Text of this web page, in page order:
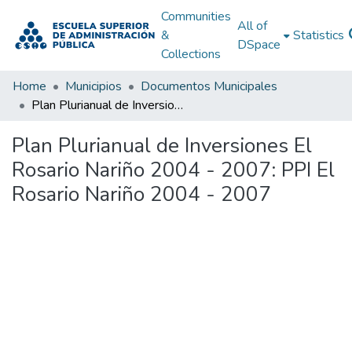
Communities
&
Collections
All of
DSpace
Statistics
Home Municipios
Documentos Municipales
Plan Plurianual de Inversiones El Rosario Nariño 2004 - 2007: PPI El Rosario Nariño 2004 - 2007
Plan Plurianual de Inversiones El
Rosario Nariño 2004 - 2007: PPI El
Rosario Nariño 2004 - 2007